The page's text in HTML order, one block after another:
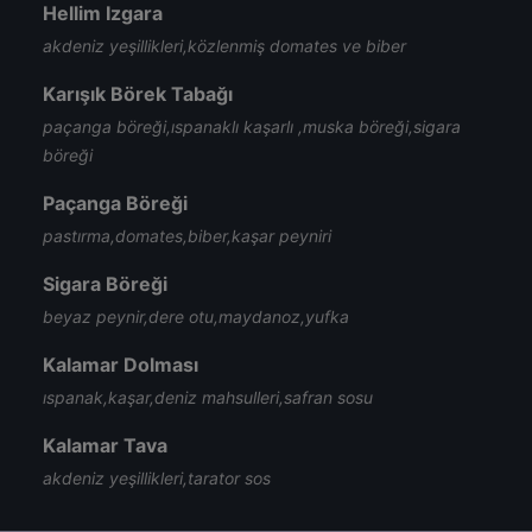
Hellim Izgara
akdeniz yeşillikleri,közlenmiş domates ve biber
Karışık Börek Tabağı
paçanga böreği,ıspanaklı kaşarlı ,muska böreği,sigara
böreği
Paçanga Böreği
pastırma,domates,biber,kaşar peyniri
Sigara Böreği
beyaz peynir,dere otu,maydanoz,yufka
Kalamar Dolması
ıspanak,kaşar,deniz mahsulleri,safran sosu
Kalamar Tava
akdeniz yeşillikleri,tarator sos